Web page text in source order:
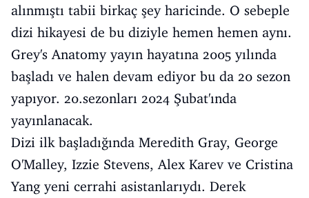
alınmıştı tabii birkaç şey haricinde. O sebeple
dizi hikayesi de bu diziyle hemen hemen aynı.
Grey's Anatomy yayın hayatına 2005 yılında
başladı ve halen devam ediyor bu da 20 sezon
yapıyor. 20.sezonları 2024 Şubat'ında
yayınlanacak.
Dizi ilk başladığında Meredith Gray, George
O'Malley, Izzie Stevens, Alex Karev ve Cristina
Yang yeni cerrahi asistanlarıydı. Derek